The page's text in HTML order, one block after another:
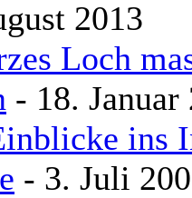
2013
Loch
- 18. Januar
ins
- 3. Juli